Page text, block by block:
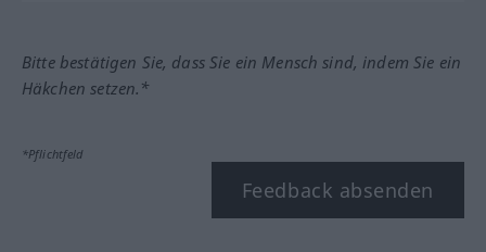
Bitte bestätigen Sie, dass Sie ein Mensch sind, indem Sie ein
Häkchen setzen.*
*Pflichtfeld
Feedback absenden